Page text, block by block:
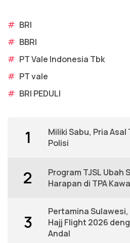
# BRI
# BBRI
# PT Vale Indonesia Tbk
# PT vale
# BRI PEDULI
1
Miliki Sabu, Pria
Polisi
2
Program TJSL Ubah
Harapan di TPA
3
Pertamina
Hajj Flight 2026
Andal